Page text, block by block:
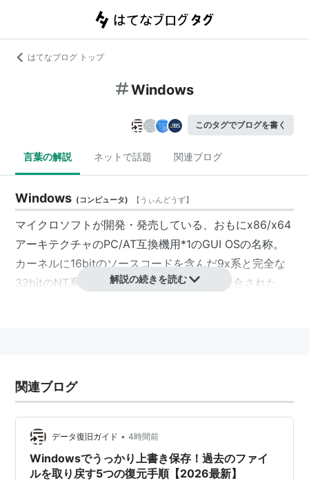
はてなブログ トップ
Windows
このタグでブログを書く
言葉の解説 ネットで話題 関連ブログ
Windows (コンピュータ) 【 うぃんどうず】
マイクロソフトが開発・発売している、おもにx86/x64
アーキテクチャのPC/AT互換機用*1のGUI OSの名称。
カーネルに16bitのソースコードを含んだ9x系と完全な
32bitのNT系があったが、Windows XPで統合された。
する機会が多い。
なお、Windowsと呼ばれるOSには、PDA、ハンドヘル
ドPC、組み込み用途向けのWindows CEもある。
Windows CEは、ARM以外にもMIPS、SH4などの複数
のCPUをサポートしている。組み込み向けのWindows
解説の続きを読む
関連ブログ
データ復旧ガイド • 4時間前
Windowsでうっかり上書き保存！過去のファイ
ルを取り戻す5つの復元手順【2026最新】